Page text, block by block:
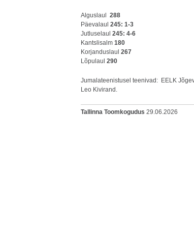
Alguslaul 288
Päevalaul 245: 1-3
Jutluselaul 245: 4-6
Kantslisalm 180
Korjanduslaul 267
Lõpulaul 290
Jumalateenistusel teenivad: EELK
Leo Kivirand.
Tallinna Toomkogudus 29.06.2026